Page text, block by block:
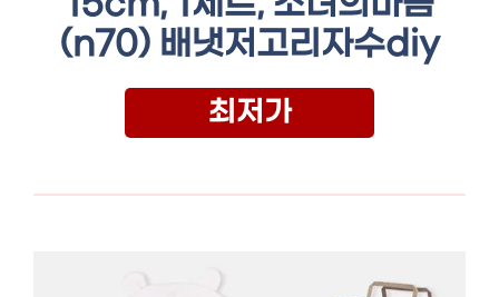
(n70) 배냇저고리자수diy
최저가